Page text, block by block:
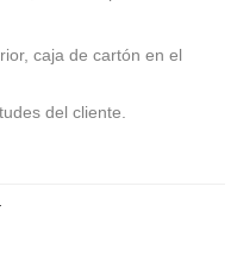
caja de cartón en el
del cliente.